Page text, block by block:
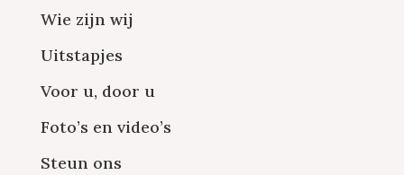
Wie zijn wij
Uitstapjes
Voor u, door u
Foto’s en video’s
Steun ons